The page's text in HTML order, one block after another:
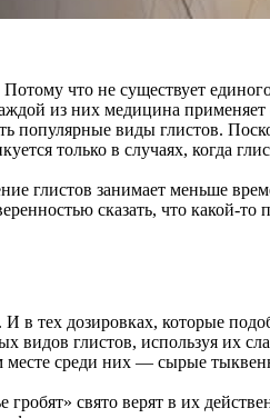
что не существует
из них медицина
виды глистов.
только в случаях, когда
глистов занимает меньше
сказать, что какой-то
в тех дозировках, которые
видов глистов, используя их
среди них — сырые
свято верят в их